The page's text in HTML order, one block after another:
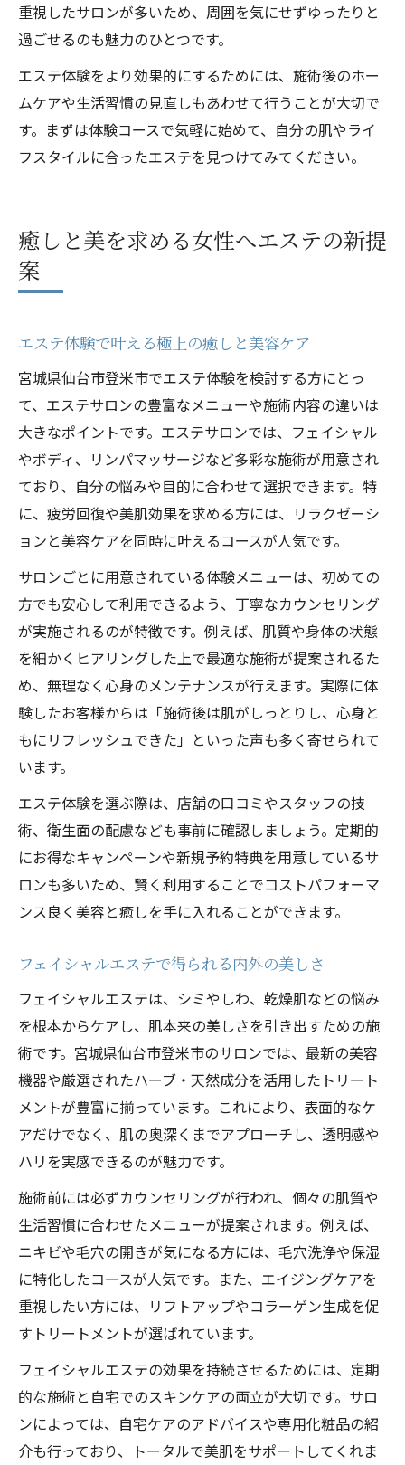
重視したサロンが多いため、周囲を気にせずゆったりと
過ごせるのも魅力のひとつです。
エステ体験をより効果的にするためには、施術後のホー
ムケアや生活習慣の見直しもあわせて行うことが大切で
す。まずは体験コースで気軽に始めて、自分の肌やライ
フスタイルに合ったエステを見つけてみてください。
癒しと美を求める女性へエステの新提
案
エステ体験で叶える極上の癒しと美容ケア
宮城県仙台市登米市でエステ体験を検討する方にとっ
て、エステサロンの豊富なメニューや施術内容の違いは
大きなポイントです。エステサロンでは、フェイシャル
やボディ、リンパマッサージなど多彩な施術が用意され
ており、自分の悩みや目的に合わせて選択できます。特
に、疲労回復や美肌効果を求める方には、リラクゼーシ
ョンと美容ケアを同時に叶えるコースが人気です。
サロンごとに用意されている体験メニューは、初めての
方でも安心して利用できるよう、丁寧なカウンセリング
が実施されるのが特徴です。例えば、肌質や身体の状態
を細かくヒアリングした上で最適な施術が提案されるた
め、無理なく心身のメンテナンスが行えます。実際に体
験したお客様からは「施術後は肌がしっとりし、心身と
もにリフレッシュできた」といった声も多く寄せられて
います。
エステ体験を選ぶ際は、店舗の口コミやスタッフの技
術、衛生面の配慮なども事前に確認しましょう。定期的
にお得なキャンペーンや新規予約特典を用意しているサ
ロンも多いため、賢く利用することでコストパフォーマ
ンス良く美容と癒しを手に入れることができます。
フェイシャルエステで得られる内外の美しさ
フェイシャルエステは、シミやしわ、乾燥肌などの悩み
を根本からケアし、肌本来の美しさを引き出すための施
術です。宮城県仙台市登米市のサロンでは、最新の美容
機器や厳選されたハーブ・天然成分を活用したトリート
メントが豊富に揃っています。これにより、表面的なケ
アだけでなく、肌の奥深くまでアプローチし、透明感や
ハリを実感できるのが魅力です。
施術前には必ずカウンセリングが行われ、個々の肌質や
生活習慣に合わせたメニューが提案されます。例えば、
ニキビや毛穴の開きが気になる方には、毛穴洗浄や保湿
に特化したコースが人気です。また、エイジングケアを
重視したい方には、リフトアップやコラーゲン生成を促
すトリートメントが選ばれています。
フェイシャルエステの効果を持続させるためには、定期
的な施術と自宅でのスキンケアの両立が大切です。サロ
ンによっては、自宅ケアのアドバイスや専用化粧品の紹
介も行っており、トータルで美肌をサポートしてくれま